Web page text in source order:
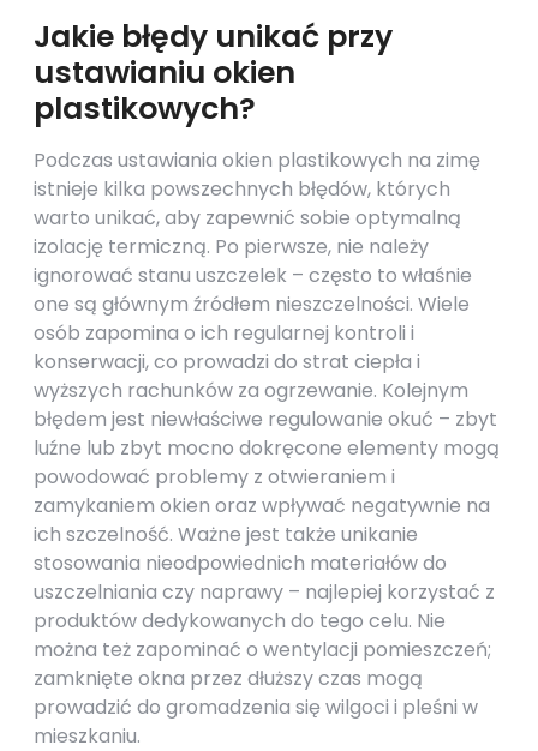
Jakie błędy unikać przy
ustawianiu okien
plastikowych?
Podczas ustawiania okien plastikowych na zimę
istnieje kilka powszechnych błędów, których
warto unikać, aby zapewnić sobie optymalną
izolację termiczną. Po pierwsze, nie należy
ignorować stanu uszczelek – często to właśnie
one są głównym źródłem nieszczelności. Wiele
osób zapomina o ich regularnej kontroli i
konserwacji, co prowadzi do strat ciepła i
wyższych rachunków za ogrzewanie. Kolejnym
błędem jest niewłaściwe regulowanie okuć – zbyt
luźne lub zbyt mocno dokręcone elementy mogą
powodować problemy z otwieraniem i
zamykaniem okien oraz wpływać negatywnie na
ich szczelność. Ważne jest także unikanie
stosowania nieodpowiednich materiałów do
uszczelniania czy naprawy – najlepiej korzystać z
produktów dedykowanych do tego celu. Nie
można też zapominać o wentylacji pomieszczeń;
zamknięte okna przez dłuższy czas mogą
prowadzić do gromadzenia się wilgoci i pleśni w
mieszkaniu.